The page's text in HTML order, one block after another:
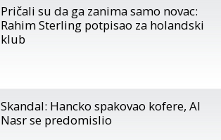
Pričali su da ga zanima samo novac:
Rahim Sterling potpisao za holandski
klub
Skandal: Hancko spakovao kofere, Al
Nasr se predomislio